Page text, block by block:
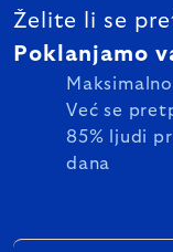
Želite li se
Poklanjamo
Već se
85% ljudi
dana